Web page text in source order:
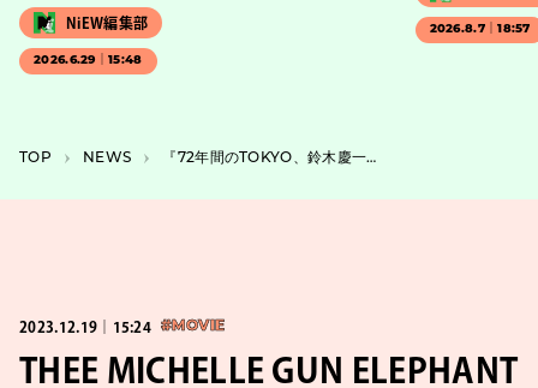
NiEW編集部
2026.6.29｜15:48
2026.8.7｜18:57
TOP NEWS 『72年間のTOKYO、鈴木慶一の記憶』が刊行、16万字で72年の歩みを紐解く
2023.12.19｜15:24 #MOVIE
THEE MICHELLE GUN ELEPHANT